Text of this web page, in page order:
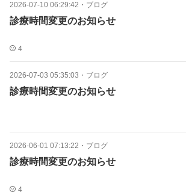
2026-07-10 06:29:42 ・ ブログ
診療時間変更のお知らせ
4
2026-07-03 05:35:03 ・ ブログ
診療時間変更のお知らせ
2026-06-01 07:13:22 ・ ブログ
診療時間変更のお知らせ
4